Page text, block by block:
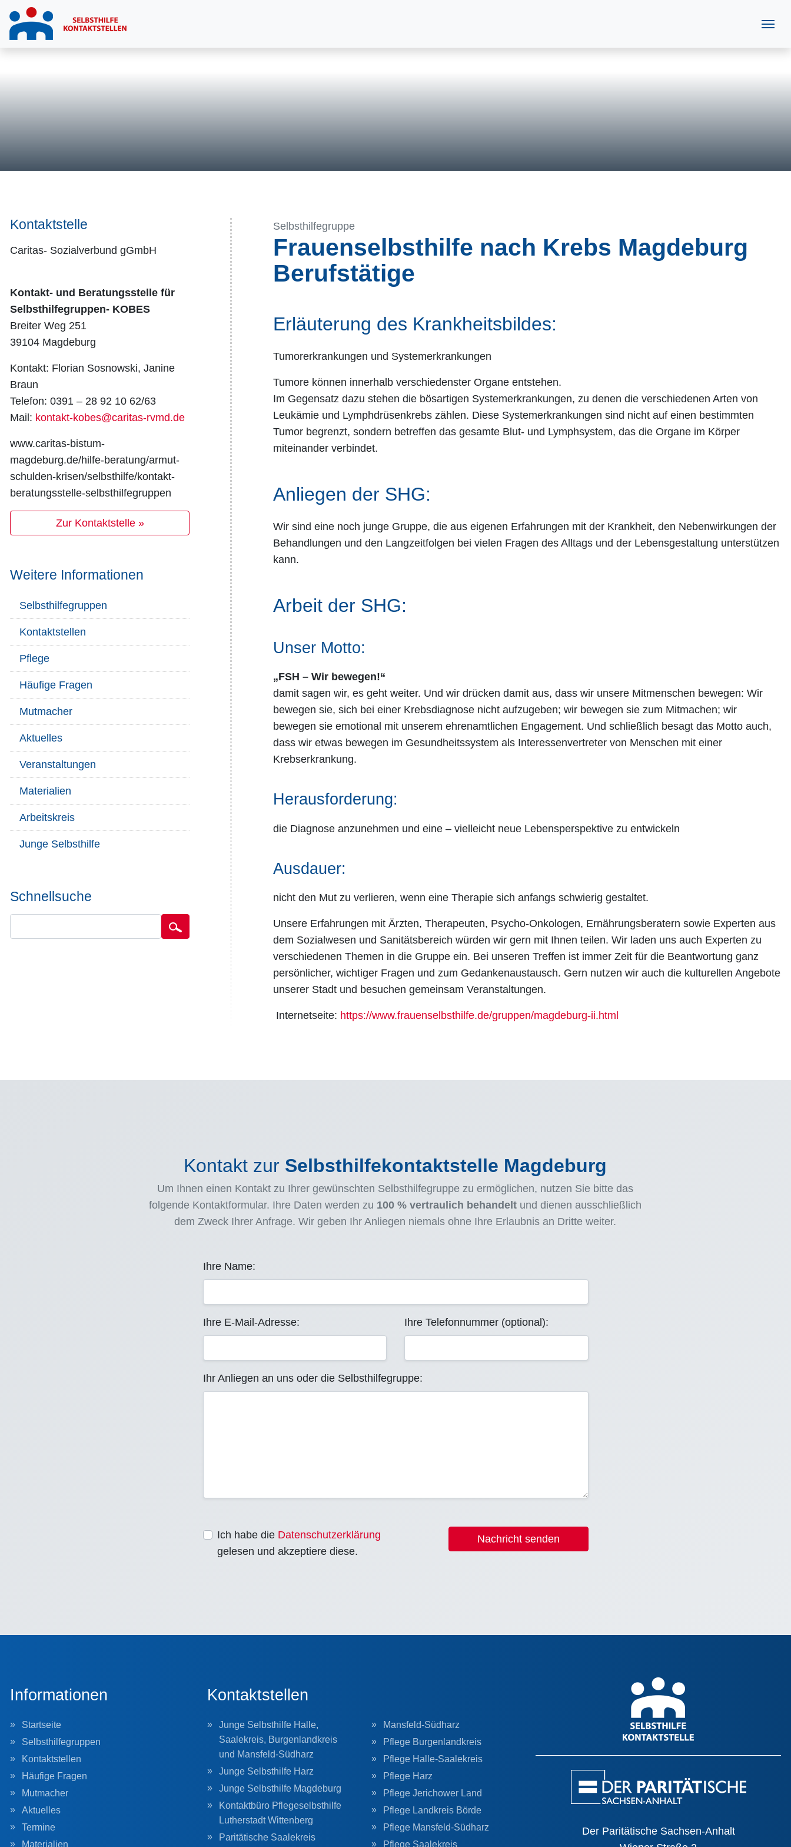
Selbsthilfegruppe
Frauenselbsthilfe nach Krebs Magdeburg
Berufstätige
Erläuterung des Krankheitsbildes:
Tumorerkrankungen und Systemerkrankungen
Tumore können innerhalb verschiedenster Organe entstehen.
Im Gegensatz dazu stehen die bösartigen Systemerkrankungen, zu denen die verschiedenen Arten von
Leukämie und Lymphdrüsenkrebs zählen. Diese Systemerkrankungen sind nicht auf einen bestimmten
Tumor begrenzt, sondern betreffen das gesamte Blut- und Lymphsystem, das die Organe im Körper
miteinander verbindet.
Anliegen der SHG:
Wir sind eine noch junge Gruppe, die aus eigenen Erfahrungen mit der Krankheit, den Nebenwirkungen der
Behandlungen und den Langzeitfolgen bei vielen Fragen des Alltags und der Lebensgestaltung unterstützen
kann.
Arbeit der SHG:
Unser Motto:
„FSH – Wir bewegen!“
damit sagen wir, es geht weiter. Und wir drücken damit aus, dass wir unsere Mitmenschen bewegen: Wir
bewegen sie, sich bei einer Krebsdiagnose nicht aufzugeben; wir bewegen sie zum Mitmachen; wir
bewegen sie emotional mit unserem ehrenamtlichen Engagement. Und schließlich besagt das Motto auch,
dass wir etwas bewegen im Gesundheitssystem als Interessenvertreter von Menschen mit einer
Krebserkrankung.
Herausforderung:
die Diagnose anzunehmen und eine – vielleicht neue Lebensperspektive zu entwickeln
Ausdauer:
nicht den Mut zu verlieren, wenn eine Therapie sich anfangs schwierig gestaltet.
Unsere Erfahrungen mit Ärzten, Therapeuten, Psycho-Onkologen, Ernährungsberatern sowie Experten aus
dem Sozialwesen und Sanitätsbereich würden wir gern mit Ihnen teilen. Wir laden uns auch Experten zu
verschiedenen Themen in die Gruppe ein. Bei unseren Treffen ist immer Zeit für die Beantwortung ganz
persönlicher, wichtiger Fragen und zum Gedankenaustausch. Gern nutzen wir auch die kulturellen Angebote
unserer Stadt und besuchen gemeinsam Veranstaltungen.
Internetseite: https://www.frauenselbsthilfe.de/gruppen/magdeburg-ii.html
Kontaktstelle
Caritas- Sozialverbund gGmbH
Kontakt- und Beratungsstelle für
Selbsthilfegruppen- KOBES
Breiter Weg 251
39104 Magdeburg
Kontakt: Florian Sosnowski, Janine
Braun
Telefon: 0391 – 28 92 10 62/63
Mail: kontakt-kobes@caritas-rvmd.de
www.caritas-bistum-
magdeburg.de/hilfe-beratung/armut-
schulden-krisen/selbsthilfe/kontakt-
beratungsstelle-selbsthilfegruppen
Zur Kontaktstelle »
Weitere Informationen
Selbsthilfegruppen
Kontaktstellen
Pflege
Häufige Fragen
Mutmacher
Aktuelles
Veranstaltungen
Materialien
Arbeitskreis
Junge Selbsthilfe
Schnellsuche
Kontakt zur Selbsthilfekontaktstelle Magdeburg
Um Ihnen einen Kontakt zu Ihrer gewünschten Selbsthilfegruppe zu ermöglichen, nutzen Sie bitte das
folgende Kontaktformular. Ihre Daten werden zu 100 % vertraulich behandelt und dienen ausschließlich
dem Zweck Ihrer Anfrage. Wir geben Ihr Anliegen niemals ohne Ihre Erlaubnis an Dritte weiter.
Ihre Name:
Ihre E-Mail-Adresse: Ihre Telefonnummer (optional):
Ihr Anliegen an uns oder die Selbsthilfegruppe:
Ich habe die Datenschutzerklärung
gelesen und akzeptiere diese.
Nachricht senden
Informationen
Startseite
Selbsthilfegruppen
Kontaktstellen
Häufige Fragen
Mutmacher
Aktuelles
Termine
Materialien
Kontaktstellen
Junge Selbsthilfe Halle,
Saalekreis, Burgenlandkreis
und Mansfeld-Südharz
Junge Selbsthilfe Harz
Junge Selbsthilfe Magdeburg
Kontaktbüro Pflegeselbsthilfe
Lutherstadt Wittenberg
Paritätische Saalekreis
Mansfeld-Südharz
Pflege Burgenlandkreis
Pflege Halle-Saalekreis
Pflege Harz
Pflege Jerichower Land
Pflege Landkreis Börde
Pflege Mansfeld-Südharz
Pflege Saalekreis
Der Paritätische Sachsen-Anhalt